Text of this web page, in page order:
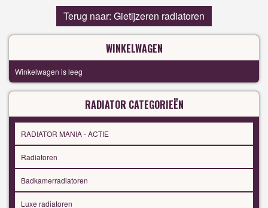
Terug naar: Gietijzeren radiatoren
WINKELWAGEN
Winkelwagen is leeg
RADIATOR CATEGORIEËN
RADIATOR MANIA - ACTIE
Radiatoren
Badkamerradiatoren
Luxe radiatoren